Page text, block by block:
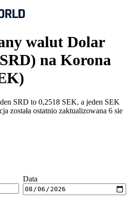
walut Dolar
na Korona
SRD to 0,2518 SEK, a jeden SEK
została ostatnio zaktualizowana 6 sie
Data